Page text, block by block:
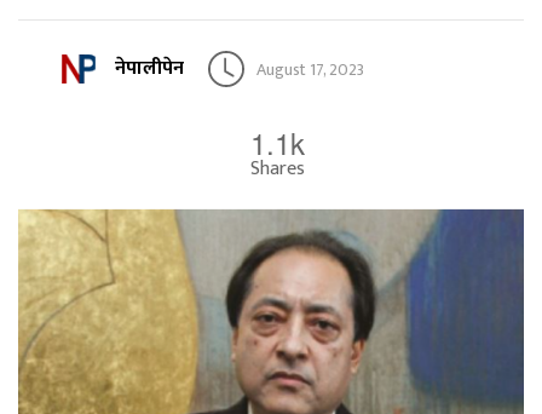
नेपालीपेन August 17, 2023
1.1k
Shares